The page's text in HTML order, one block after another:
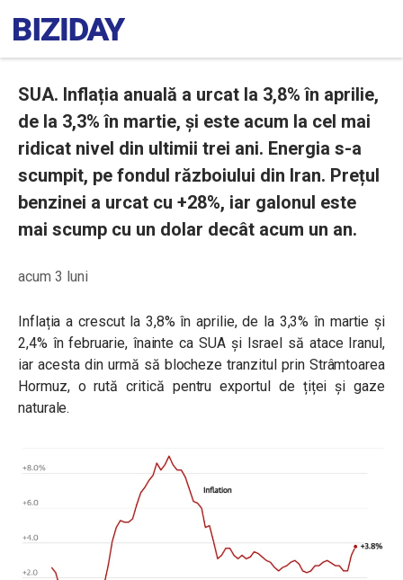
SUA. Inflația anuală a urcat la 3,8% în aprilie,
de la 3,3% în martie, și este acum la cel mai
ridicat nivel din ultimii trei ani. Energia s-a
scumpit, pe fondul războiului din Iran. Prețul
benzinei a urcat cu +28%, iar galonul este
mai scump cu un dolar decât acum un an.
acum 3 luni
Inflația a crescut la 3,8% în aprilie, de la 3,3% în martie și
2,4% în februarie, înainte ca SUA și Israel să atace Iranul,
iar acesta din urmă să blocheze tranzitul prin Strâmtoarea
Hormuz, o rută critică pentru exportul de țiței și gaze
naturale.